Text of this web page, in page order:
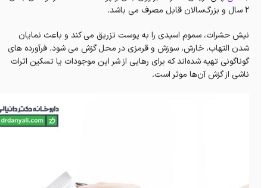
۲ سال و بزرگ‌سالان قابل مصرف می باشد.
نیش حشرات، سموم اسیدی را به پوست تزریق می‌ کند و باعث نمایان
شدن التهاب، خارش، سوزش و قرمزی در محل گزش می‌ شود. فرآورده های
گوناگونی تهیه شده‌اند که برای رهایی از شر این موجودات یا تسکین اثرات
ناشی از گزش آن‌ها موثر است.